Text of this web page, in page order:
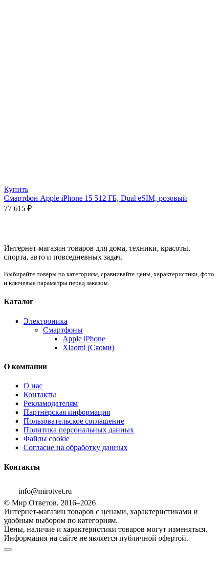
Купить
Смартфон Apple iPhone 15 512 ГБ, Dual eSIM, розовый
77 615 ₽
Интернет-магазин товаров для дома, техники, красоты,
спорта, авто и повседневных задач.
Выбирайте товары по категориям, сравнивайте цены, характеристики, фото
и ключевые параметры перед заказом.
Каталог
Электроника
Смартфоны
Apple iPhone
Xiaomi (Сяоми)
О компании
О нас
Контакты
Рекламодателям
Партнёрская информация
Пользовательское соглашение
Политика персональных данных
Файлы cookie
Согласие на обработку данных
Контакты
info@mirotvet.ru
© Мир Ответов, 2016–2026
Интернет-магазин товаров с ценами, характеристиками и
удобным выбором по категориям.
Цены, наличие и характеристики товаров могут изменяться.
Информация на сайте не является публичной офертой.